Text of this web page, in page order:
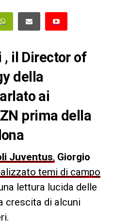
, il Director of
della
ai
prima della
Juventus, Giorgio
temi di campo
lettura lucida delle
crescita di alcuni